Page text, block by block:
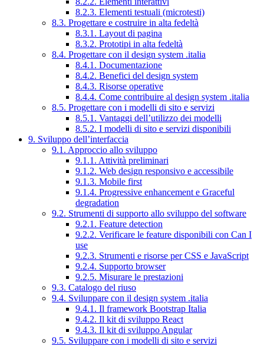
8.2.3. Elementi testuali (microtesti)
8.3. Progettare e costruire in alta fedeltà
8.3.1. Layout di pagina
8.3.2. Prototipi in alta fedeltà
8.4. Progettare con il design system .italia
8.4.1. Documentazione
8.4.2. Benefici del design system
8.4.3. Risorse operative
8.4.4. Come contribuire al design system .italia
8.5. Progettare con i modelli di sito e servizi
8.5.1. Vantaggi dell’utilizzo dei modelli
8.5.2. I modelli di sito e servizi disponibili
9. Sviluppo dell’interfaccia
9.1. Approccio allo sviluppo
9.1.1. Attività preliminari
9.1.2. Web design responsivo e accessibile
9.1.3. Mobile first
9.1.4. Progressive enhancement e Graceful
degradation
9.2. Strumenti di supporto allo sviluppo del software
9.2.1. Feature detection
9.2.2. Verificare le feature disponibili con Can I
use
9.2.3. Strumenti e risorse per CSS e JavaScript
9.2.4. Supporto browser
9.2.5. Misurare le prestazioni
9.3. Catalogo del riuso
9.4. Sviluppare con il design system .italia
9.4.1. Il framework Bootstrap Italia
9.4.2. Il kit di sviluppo React
9.4.3. Il kit di sviluppo Angular
9.5. Sviluppare con i modelli di sito e servizi